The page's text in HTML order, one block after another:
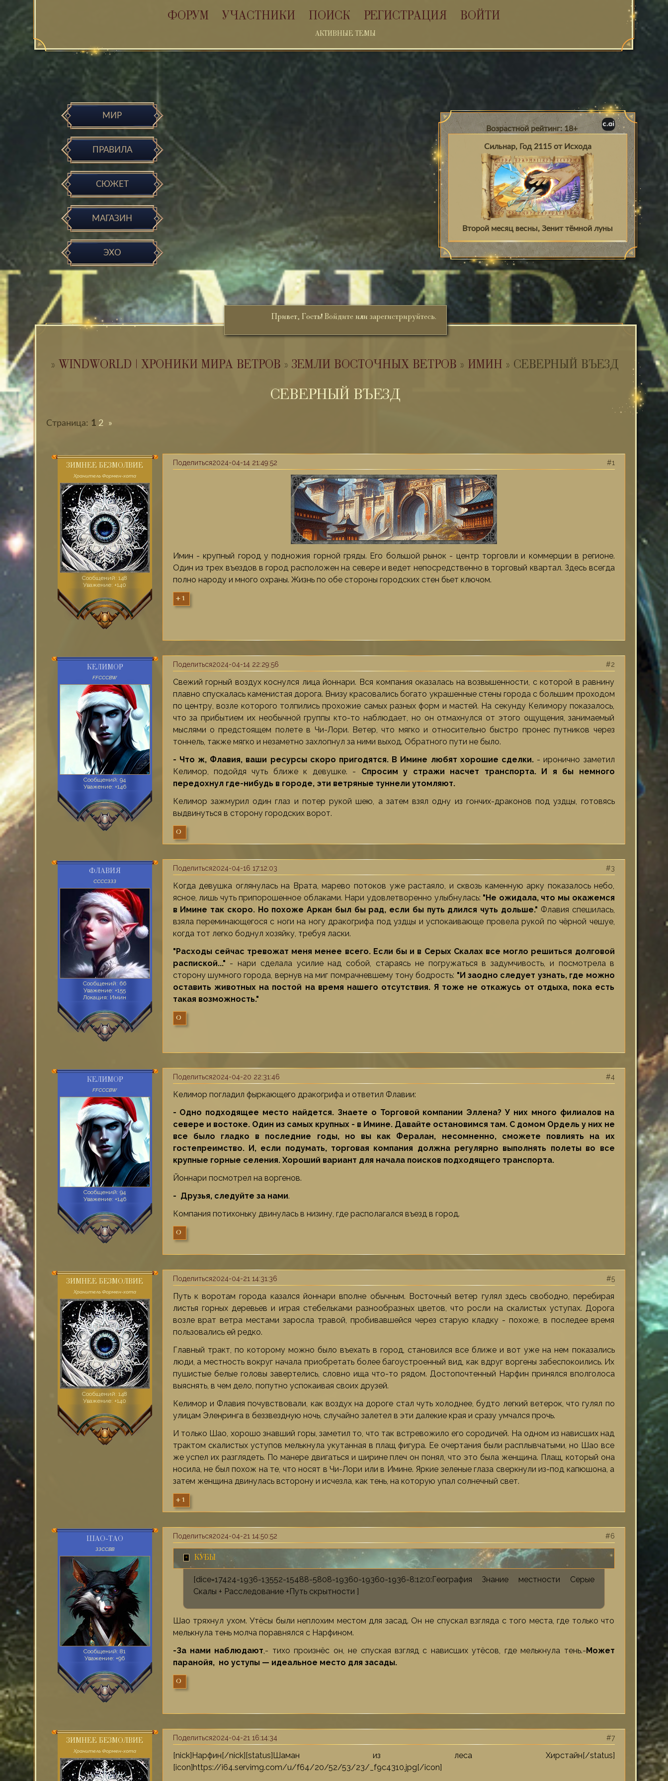
ФОРУМ УЧАСТНИКИ ПОИСК РЕГИСТРАЦИЯ ВОЙТИ
АКТИВНЫЕ ТЕМЫ
МИР
ПРАВИЛА
СЮЖЕТ
МАГАЗИН
ЭХО
Возрастной рейтинг: 18+
Сильнар, Год 2115 от Исхода
Второй месяц весны, Зенит тёмной луны
Привет, Гость! Войдите или зарегистрируйтесь.
» WINDWORLD | ХРОНИКИ МИРА ВЕТРОВ » ЗЕМЛИ ВОСТОЧНЫХ ВЕТРОВ » ИМИН » СЕВЕРНЫЙ ВЪЕЗД
СЕВЕРНЫЙ ВЪЕЗД
Страница: 1 2 »
Поделиться 1
2024-04-14 21:49:52
ЗИМНЕЕ БЕЗМОЛВИЕ
Хранитель Формен-хота
Сообщений: 148
Уважение: +140
Имин - крупный город у подножия горной гряды. Его большой рынок - центр торговли и коммерции в регионе.
Один из трех въездов в город расположен на севере и ведет непосредственно в торговый квартал. Здесь всегда
полно народу и много охраны. Жизнь по обе стороны городских стен бьет ключом.
+1
Поделиться 2
2024-04-14 22:29:56
КЕЛИМОР
FFСССВW
Сообщений: 94
Уважение: +146
Свежий горный воздух коснулся лица йоннари. Вся компания оказалась на возвышенности, с которой в равнину
плавно спускалась каменистая дорога. Внизу красовались богато украшенные стены города с большим проходом
по центру, возле которого толпились прохожие самых разных форм и мастей. На секунду Келимору показалось,
что за прибытием их необычной группы кто-то наблюдает, но он отмахнулся от этого ощущения, занимаемый
мыслями о предстоящем полете в Чи-Лори. Ветер, что мягко и относительно быстро пронес путников через
тоннель, также мягко и незаметно захлопнул за ними выход. Обратного пути не было.
- Что ж, Флавия, ваши ресурсы скоро пригодятся. В Имине любят хорошие сделки.- иронично заметил
Келимор, подойдя чуть ближе к девушке. - Спросим у стражи насчет транспорта. И я бы немного
передохнул где-нибудь в городе, эти ветряные туннели утомляют.
Келимор зажмурил один глаз и потер рукой шею, а затем взял одну из гончих-драконов под уздцы, готовясь
выдвинуться в сторону городских ворот.
0
Поделиться 3
2024-04-16 17:12:03
ФЛАВИЯ
ССССЗЗЗ
Сообщений: 66
Уважение: +155
Локация: Имин
Когда девушка оглянулась на Врата, марево потоков уже растаяло, и сквозь каменную арку показалось небо,
ясное, лишь чуть припорошенное облаками. Нари удовлетворенно улыбнулась: "Не ожидала, что мы окажемся
в Имине так скоро. Но похоже Аркан был бы рад, если бы путь длился чуть дольше." Флавия спешилась,
взяла переминающегося с ноги на ногу дракогрифа под уздцы и успокаивающе провела рукой по чёрной чешуе,
когда тот легко боднул хозяйку, требуя ласки.
"Расходы сейчас тревожат меня менее всего. Если бы и в Серых Скалах все могло решиться долговой
распиской..." - нари сделала усилие над собой, стараясь не погружаться в задумчивость, и посмотрела в
сторону шумного города, вернув на миг помрачневшему тону бодрость: "И заодно следует узнать, где можно
оставить животных на постой на время нашего отсутствия. Я тоже не откажусь от отдыха, пока есть
такая возможность."
0
Поделиться 4
2024-04-20 22:31:46
КЕЛИМОР
FFСССВW
Сообщений: 94
Уважение: +146
Келимор погладил фыркающего дракогрифа и ответил Флавии:
- Одно подходящее место найдется. Знаете о Торговой компании Эллена? У них много филиалов на
севере и востоке. Один из самых крупных - в Имине. Давайте остановимся там. С домом Ордель у них не
все было гладко в последние годы, но вы как Фералан, несомненно, сможете повлиять на их
гостепреимство. И, если подумать, торговая компания должна регулярно выполнять полеты во все
крупные горные селения. Хороший вариант для начала поисков подходящего транспорта.
Йоннари посмотрел на воргенов.
- Друзья, следуйте за нами.
Компания потихоньку двинулась в низину, где располагался въезд в город.
0
Поделиться 5
2024-04-21 14:31:36
ЗИМНЕЕ БЕЗМОЛВИЕ
Хранитель Формен-хота
Сообщений: 148
Уважение: +140
Путь к воротам города казался йоннари вполне обычным. Восточный ветер гулял здесь свободно, перебирая
листья горных деревьев и играя стебельками разнообразных цветов, что росли на скалистых уступах. Дорога
возле врат ветра местами заросла травой, пробивавшейся через старую кладку - похоже, в последее время
пользовались ей редко.
Главный тракт, по которому можно было въехать в город, становился все ближе и вот уже на нем показались
люди, а местность вокруг начала приобретать более багоустроенный вид, как вдруг воргены забеспокоились. Их
пушистые белые головы завертелись, словно ища что-то рядом. Достопочтенный Нарфин принялся вполголоса
выяснять, в чем дело, попутно успокаивая своих друзей.
Келимор и Флавия почувствовали, как воздух на дороге стал чуть холоднее, будто легкий ветерок, что гулял по
улицам Эленринга в беззвездную ночь, случайно залетел в эти далекие края и сразу умчался прочь.
И только Шао, хорошо знавший горы, заметил то, что так встревожило его сородичей. На одном из нависших над
трактом скалистых уступов мелькнула укутанная в плащ фигура. Ее очертания были расплывчатыми, но Шао все
же успел их разглядеть. По манере двигаться и ширине плеч он понял, что это была женщина. Плащ, который она
носила, не был похож на те, что носят в Чи-Лори или в Имине. Яркие зеленые глаза сверкнули из-под капюшона, а
затем женщина двинулась всторону и исчезла, как тень, на которую упал солнечный свет.
+1
Поделиться 6
2024-04-21 14:50:52
ШАО-ТАО
ЗЗССВВ
Сообщений: 81
Уважение: +96
КУБЫ
[dice=17424-1936-13552-15488-5808-19360-19360-1936-8:12:0:География Знание местности Серые
Скалы + Расследование +Путь скрытности ]
Шао тряхнул ухом. Утёсы были неплохим местом для засад. Он не спускал взгляда с того места, где только что
мелькнула тень молча поравнялся с Нарфином.
-За нами наблюдают,- тихо произнёс он, не спуская взгляд с нависших утёсов, где мелькнула тень.-Может
паранойя, но уступы — идеальное место для засады.
0
Поделиться 7
2024-04-21 16:14:34
ЗИМНЕЕ БЕЗМОЛВИЕ
Хранитель Формен-хота
[nick]Нарфин[/nick][status]Шаман из леса Хирстайн[/status]
[icon]https://i64.servimg.com/u/f64/20/52/53/23/_f9c4310.jpg[/icon]